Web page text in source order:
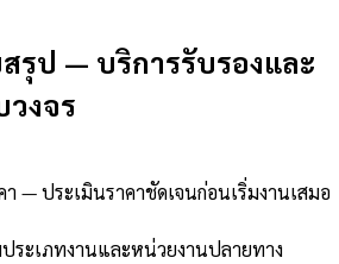
รุป — บริการรับรองและ
วงจร
— ประเมินราคาชัดเจนก่อนเริ่มงานเสมอ
ระเภทงานและหน่วยงานปลายทาง